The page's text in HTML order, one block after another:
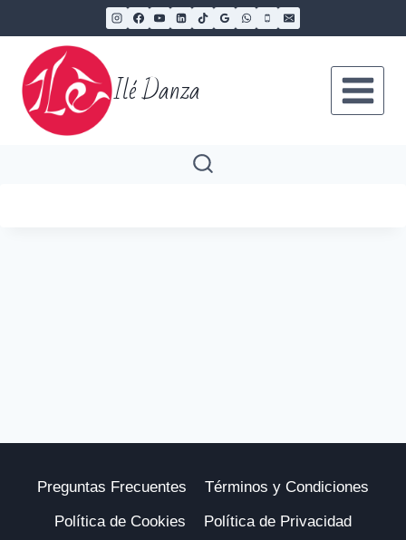
Ilé Danza
Preguntas Frecuentes
Términos y Condiciones
Política de Cookies
Política de Privacidad